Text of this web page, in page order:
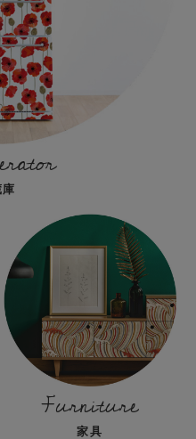
Furniture
家具